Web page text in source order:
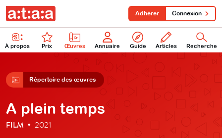
À propos Prix Œuvres Annuaire Guide Articles Recherche
Adhérer Connexion
Répertoire des œuvres
A plein temps
FILM • 2021